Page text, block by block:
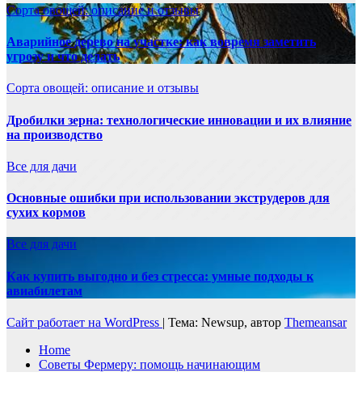
Сорта овощей: описание и отзывы
Аварийное дерево на участке: как вовремя заметить
угрозу и что делать
Сорта овощей: описание и отзывы
Дробилки зерна: технологические инновации и их влияние
на производство
Все для дачи
Основные ошибки при использовании экструдеров для
сухих кормов
Все для дачи
Как купить выгодно и без стресса: умные подходы к
авиабилетам
Сайт работает на WordPress | Тема: Newsup, автор Themeansar
Home
Советы Фермеру: помощь начинающим